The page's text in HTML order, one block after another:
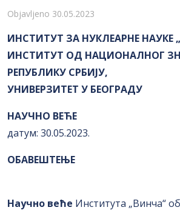
Detalji
Objavljeno 30.05.2023
ИНСТИТУТ ЗА НУКЛЕАРНЕ НАУКЕ
ИНСТИТУТ ОД НАЦИОНАЛНОГ
РЕПУБЛИКУ СРБИЈУ,
УНИВЕРЗИТЕТ У БЕОГРАДУ
НАУЧНО ВЕЋЕ
датум: 30.05.2023.
OБАВЕШТЕЊЕ
Научно веће Института „Винча“